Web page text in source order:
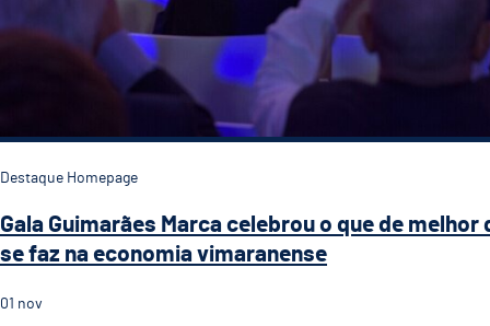
Destaque Homepage
Gala Guimarães Marca celebrou o que de melhor
se faz na economia vimaranense
01 nov